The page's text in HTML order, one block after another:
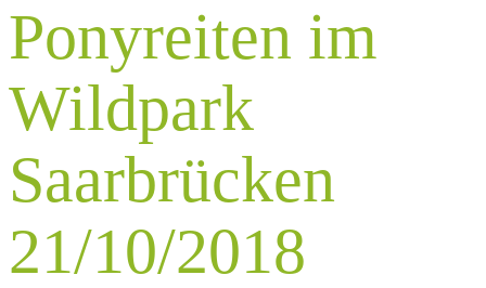
Ponyreiten im
Wildpark
Saarbrücken
21/10/2018